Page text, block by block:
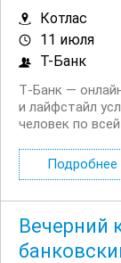
Котлас
11 июля
Т-Банк
Т‑Банк —
и лайфстайл
человек по
будете делать:
депозитным
Подробнее
Вечерний